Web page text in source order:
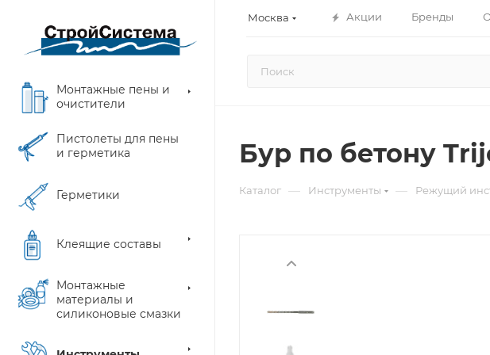
Москва Акции Бренды
Монтажные пены и
очистители
Пистолеты для пены
и герметика
Герметики
Клеящие составы
Монтажные
материалы и
силиконовые смазки
Бур по бетону
Каталог — Инструменты — Режущий